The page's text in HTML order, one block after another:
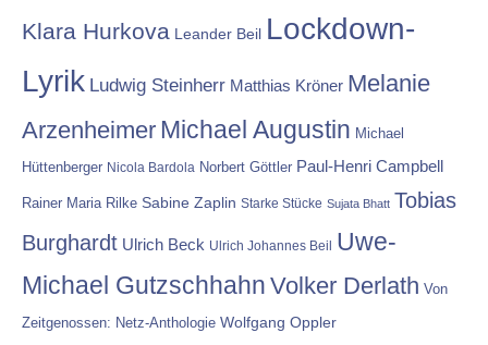
Klara Hurkova Leander Beil Lockdown-
Lyrik Ludwig Steinherr Matthias Kröner Melanie
Arzenheimer Michael Augustin Michael
Hüttenberger Nicola Bardola Norbert Göttler Paul-Henri Campbell
Rainer Maria Rilke Sabine Zaplin Starke Stücke Sujata Bhatt Tobias
Burghardt Ulrich Beck Ulrich Johannes Beil
Uwe-
Michael Gutzschhahn Volker Derlath Von
Zeitgenossen: Netz-Anthologie Wolfgang Oppler